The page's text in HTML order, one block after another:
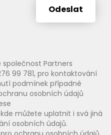
Odeslat
společnost Partners
99 781, pro kontaktování
podmínek případné
osobních údajů
můžete uplatnit i svá jiná
osobních údajů.